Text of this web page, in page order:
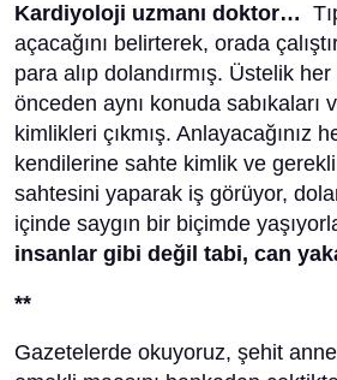
Kardiyoloji uzmanı doktor…
açacağını belirterek, orada
para alıp dolandırmış. Üstelik
önceden aynı konuda sabıkaları
kimlikleri çıkmış. Anlayacağınız
kendilerine sahte kimlik ve
sahtesini yaparak iş görüyor,
içinde saygın bir biçimde
insanlar gibi değil tabi, can
**
Gazetelerde okuyoruz, şehit